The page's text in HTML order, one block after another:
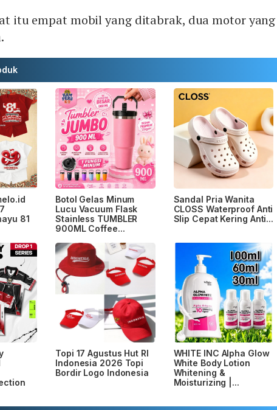
itu empat mobil yang ditabrak, dua motor yang
81
Botol Gelas Minum
Lucu Vacuum Flask
Stainless TUMBLER
900ML Coffee...
Sandal Pria Wanita
CLOSS Waterproof Anti
Slip Cepat Kering Anti...
Topi 17 Agustus Hut RI
Indonesia 2026 Topi
Bordir Logo Indonesia
WHITE INC Alpha Glow
White Body Lotion
Whitening &
Moisturizing |...